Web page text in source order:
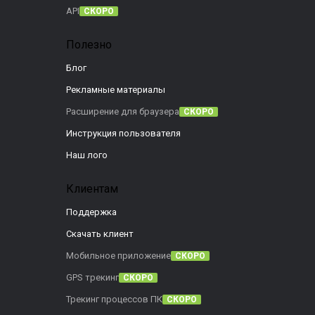
API СКОРО
Полезно
Блог
Рекламные материалы
Расширение для браузера СКОРО
Инструкция пользователя
Наш лого
Клиентам
Поддержка
Скачать клиент
Мобильное приложение СКОРО
GPS трекинг СКОРО
Трекинг процессов ПК СКОРО